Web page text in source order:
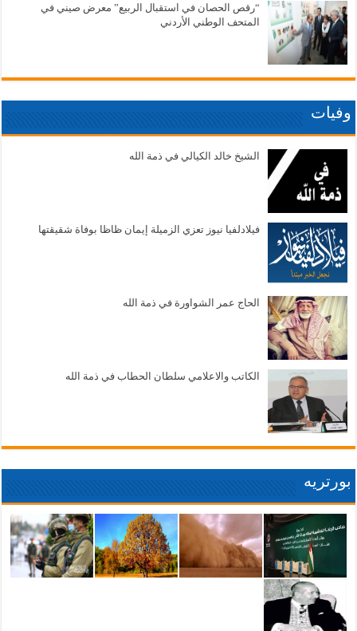
“رقص الحصان في استقبال الربيع” معرض صيني في
المتحف الوطني الأردني
وفيات
الشيخ خالد الكيالي في ذمة الله
فيلادلفيا نيوز تعزي الزميلة إيمان ظاظا بوفاة شقيقتها
الحاج عمر الشواورة في ذمة الله
الكاتب والاعلامي سلطان الحطاب في ذمة الله
بورتريه